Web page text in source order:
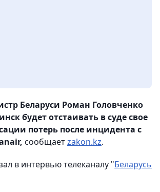
Беларуси Роман Головченко
будет отстаивать в суде свое
потерь после инцидента с
сообщаетzakon.kz.
в интервью телеканалу "Беларусь